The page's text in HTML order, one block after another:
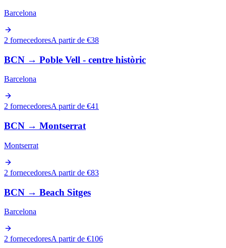
Barcelona
2 fornecedoresA partir de €38
BCN → Poble Vell - centre històric
Barcelona
2 fornecedoresA partir de €41
BCN → Montserrat
Montserrat
2 fornecedoresA partir de €83
BCN → Beach Sitges
Barcelona
2 fornecedoresA partir de €106